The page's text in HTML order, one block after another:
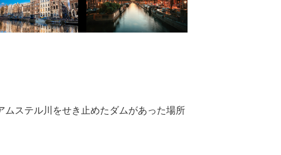
ステル川をせき止めたダムがあった場所